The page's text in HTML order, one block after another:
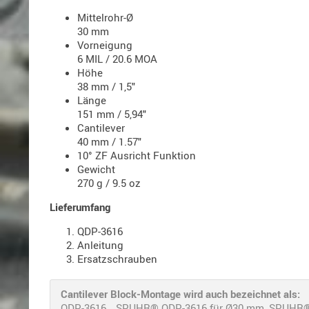
Mittelrohr-Ø
30 mm
Vorneigung
6 MIL / 20.6 MOA
Höhe
38 mm / 1,5"
Länge
151 mm / 5,94"
Cantilever
40 mm / 1.57"
10° ZF Ausricht Funktion
Gewicht
270 g / 9.5 oz
Lieferumfang
QDP-3616
Anleitung
Ersatzschrauben
Cantilever Block-Montage wird auch bezeichnet als: